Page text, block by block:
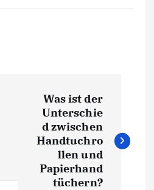
Was ist der
Unterschie
d zwischen
Handtuchro
llen und
Papierhand
tüchern?